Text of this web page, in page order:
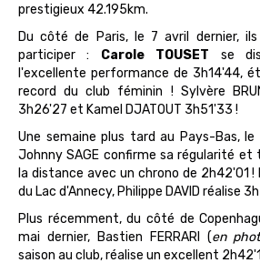
prestigieux 42.195km.
Du côté de Paris, le 7 avril dernier,
participer : Carole TOUSET se
l'excellente performance de 3h14'44,
record du club féminin ! Sylvère
3h26'27 et Kamel DJATOUT 3h51'33 !
Une semaine plus tard au Pays-Bas,
Johnny SAGE confirme sa régularité
la distance avec un chrono de 2h42'01
du Lac d'Annecy, Philippe DAVID réalise
Plus récemment, du côté de
mai dernier, Bastien FERRARI (en
saison au club, réalise un excellent